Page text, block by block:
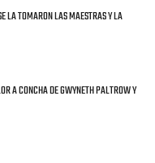
LA TOMARON LAS MAESTRAS Y LA
A CONCHA DE GWYNETH PALTROW Y